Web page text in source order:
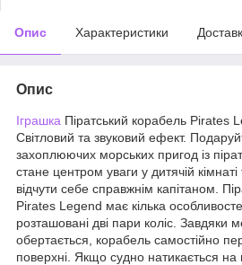
Опис Характеристики
Опис
Іграшка Піратський корабель Pirates
Світловий та звуковий ефект.
захоплюючих морських пригод із
стане центром уваги у дитячій
відчути себе справжнім капітаном.
Pirates Legend має кілька
розташовані дві пари коліс. Завдяки
обертається, корабель самостійно
поверхні. Якщо судно натикається